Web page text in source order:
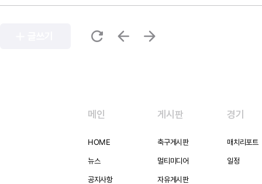
refresh arrow_back arrow_forward
메인
HOME
뉴스
공지사항
게시판
축구게시판
멀티미디어
자유게시판
경기
매치리포트
일정